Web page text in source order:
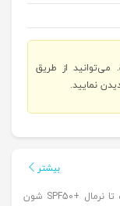
می‌توانید از طریق
نمایید.
بیشتر
خرید کرم ضد آفتاب بی رنگ مناسب پوست خشک تا نرمال +SPF50 شون